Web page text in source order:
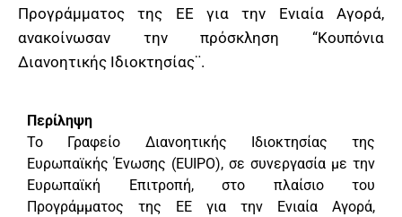
Προγράμματος της ΕΕ για την Ενιαία Αγορά,
ανακοίνωσαν την πρόσκληση “Κουπόνια
Διανοητικής Ιδιοκτησίας¨.
Περίληψη
Το Γραφείο Διανοητικής Ιδιοκτησίας της
Ευρωπαϊκής Ένωσης (EUIPO), σε συνεργασία με την
Ευρωπαϊκή Επιτροπή, στο πλαίσιο του
Προγράμματος της ΕΕ για την Ενιαία Αγορά,